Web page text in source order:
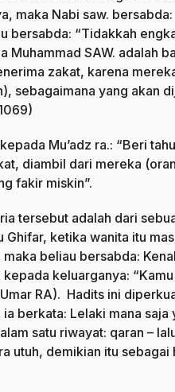
maka Nabi saw.
bersabda: “Tidakkah
Muhammad SAW. adalah
zakat, karena
sebagaimana yang akan
Mu’adz ra.: “Beri
diambil dari mereka
fakir miskin”.
tersebut adalah dari
Ghifar, ketika wanita itu
beliau bersabda:
keluarganya:
RA). Hadits ini
berkata: Lelaki mana
satu riwayat: qaran –
utuh, demikian itu sebagai